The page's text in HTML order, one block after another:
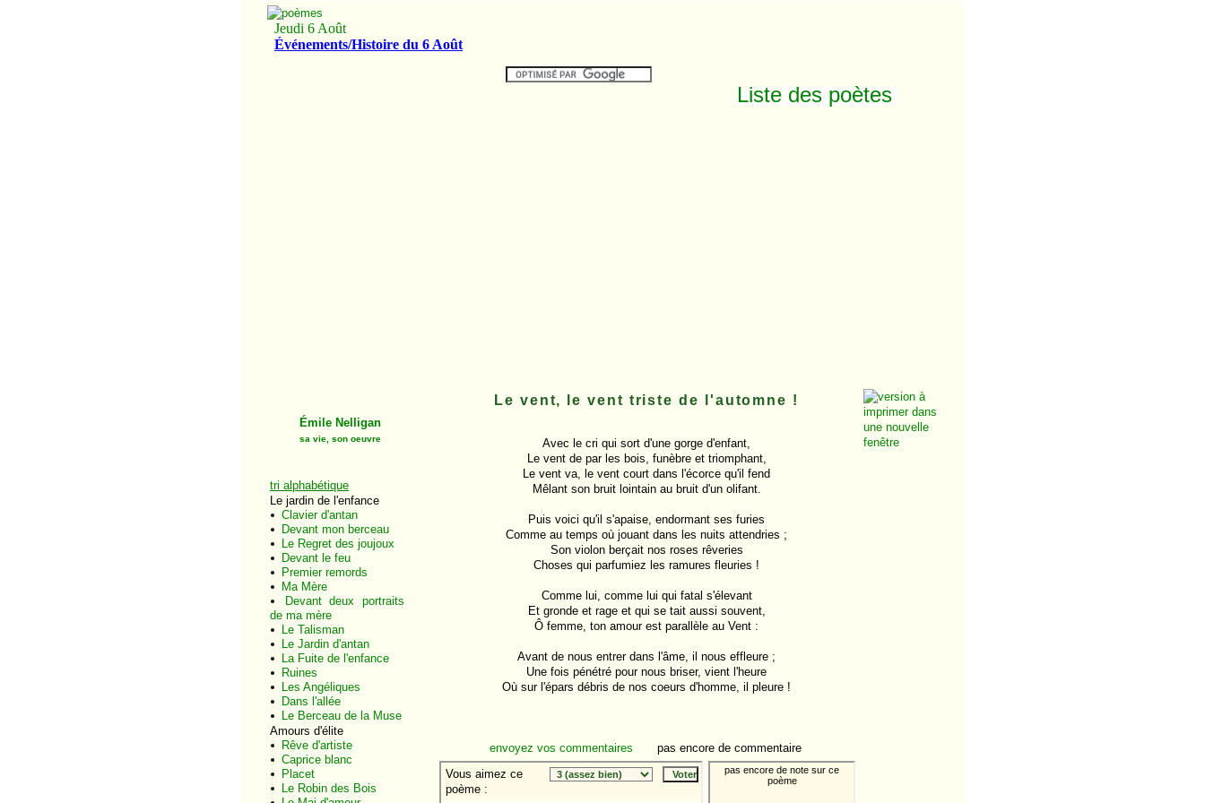
Liste des poètes
Émile Nelligan
sa vie, son oeuvre
tri alphabétique
Le jardin de l'enfance
Clavier d'antan
Devant mon berceau
Le Regret des joujoux
Devant le feu
Premier remords
Ma Mère
Devant deux portraits
de ma mère
Le Talisman
Le Jardin d'antan
La Fuite de l'enfance
Ruines
Les Angéliques
Dans l'allée
Le Berceau de la Muse
Amours d'élite
Rêve d'artiste
Caprice blanc
Placet
Le Robin des Bois
Le vent, le vent triste de l'automne !
Avec le cri qui sort d'une gorge d'enfant,
Le vent de par les bois, funèbre et triomphant,
Le vent va, le vent court dans l'écorce qu'il fend
Mêlant son bruit lointain au bruit d'un olifant.
Puis voici qu'il s'apaise, endormant ses furies
Comme au temps où jouant dans les nuits attendries ;
Son violon berçait nos roses rêveries
Choses qui parfumiez les ramures fleuries !
Comme lui, comme lui qui fatal s'élevant
Et gronde et rage et qui se tait aussi souvent,
Ô femme, ton amour est parallèle au Vent :
Avant de nous entrer dans l'âme, il nous effleure ;
Une fois pénétré pour nous briser, vient l'heure
Où sur l'épars débris de nos coeurs d'homme, il pleure !
envoyez vos commentaires pas encore de commentaire